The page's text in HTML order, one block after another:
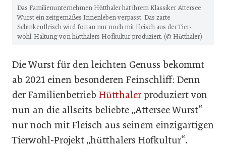
Das Familienunternehmen Hütthaler hat ihrem Klassiker Attersee
Wurst ein zeitgemäßes Innenleben verpasst. Das zarte
Schinkenfleisch wird fortan nur noch mit Fleisch aus der Tier-
wohl-Haltung von hütthalers Hofkultur produziert. (© Hütthaler)
Die Wurst für den leichten Genuss bekommt
ab 2021 einen besonderen Feinschliff: Denn
der Familienbetrieb Hütthalerproduziert von
nun an die allseits beliebte „Attersee Wurst“
nur noch mit Fleisch aus seinem einzigartigen
Tierwohl-Projekt „hütthalers Hofkultur“.